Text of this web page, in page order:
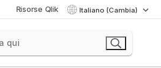
Risorse Qlik Italiano (Cambia)